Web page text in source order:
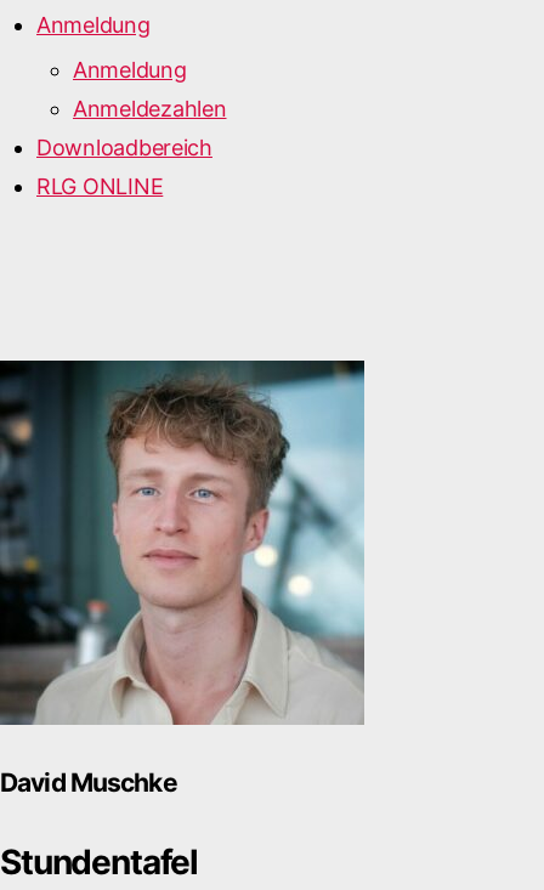
Anmeldung
Anmeldung
Anmeldezahlen
Downloadbereich
RLG ONLINE
David Muschke
Stundentafel